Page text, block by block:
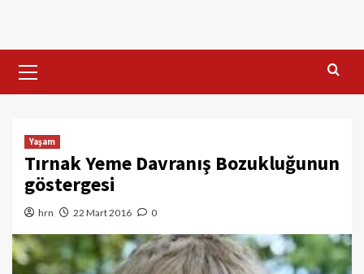
content
Menu
Yaşam
Tırnak Yeme Davranış Bozukluğunun
göstergesi
hrn 22 Mart 2016 0